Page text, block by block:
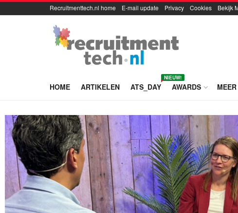
Recruitmenttech.nl home E-mail update Privacy Cookies Bekijk
HOME ARTIKELEN ATS_DAY
NIEUW!
AWARDS